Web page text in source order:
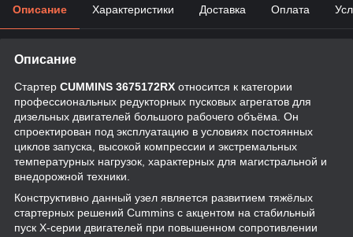
Описание Характеристики Доставка Оплата
Описание
Стартер CUMMINS 3675172RX относится к категории
профессиональных редукторных пусковых агрегатов для
дизельных двигателей большого рабочего объёма. Он
спроектирован под эксплуатацию в условиях постоянных
циклов запуска, высокой компрессии и экстремальных
температурных нагрузок, характерных для магистральной и
внедорожной техники.
Конструктивно данный узел является развитием тяжёлых
стартерных решений Cummins с акцентом на стабильный
пуск X-серии двигателей при повышенном сопротивлении